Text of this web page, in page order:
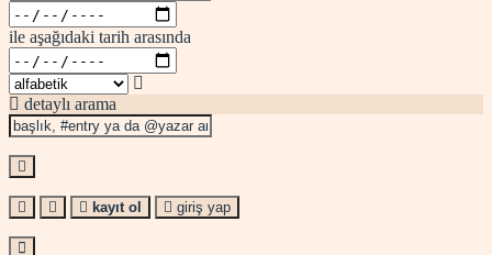
ile aşağıdaki tarih arasında
detaylı arama
kayıt ol giriş yap